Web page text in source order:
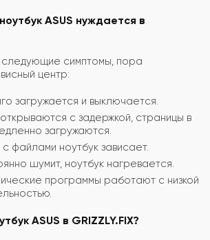
ASUS нуждается в
следующие симптомы, пора
центр:
загружается и выключается.
с задержкой, страницы в
загружаются.
файлами ноутбук зависает.
шумит, ноутбук нагревается.
программы работают с низкой
ASUS в GRIZZLY.FIX?